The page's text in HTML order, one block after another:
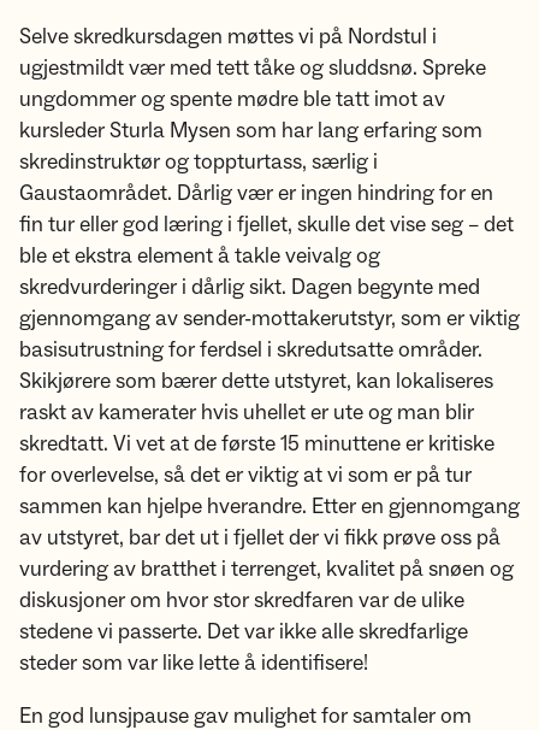
Selve skredkursdagen møttes vi på Nordstul i
ugjestmildt vær med tett tåke og sluddsnø. Spreke
ungdommer og spente mødre ble tatt imot av
kursleder Sturla Mysen som har lang erfaring som
skredinstruktør og toppturtass, særlig i
Gaustaområdet. Dårlig vær er ingen hindring for en
fin tur eller god læring i fjellet, skulle det vise seg – det
ble et ekstra element å takle veivalg og
skredvurderinger i dårlig sikt. Dagen begynte med
gjennomgang av sender-mottakerutstyr, som er viktig
basisutrustning for ferdsel i skredutsatte områder.
Skikjørere som bærer dette utstyret, kan lokaliseres
raskt av kamerater hvis uhellet er ute og man blir
skredtatt. Vi vet at de første 15 minuttene er kritiske
for overlevelse, så det er viktig at vi som er på tur
sammen kan hjelpe hverandre. Etter en gjennomgang
av utstyret, bar det ut i fjellet der vi fikk prøve oss på
vurdering av bratthet i terrenget, kvalitet på snøen og
diskusjoner om hvor stor skredfaren var de ulike
stedene vi passerte. Det var ikke alle skredfarlige
steder som var like lette å identifisere!
En god lunsjpause gav mulighet for samtaler om